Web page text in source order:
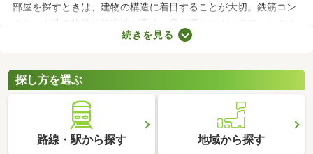
部屋を探すときは、建物の構造に着目することが大切。鉄筋コン
クリート造の物件は気密性が高く、音が漏れにくいので、小さめ
の音で演奏すればトラブルになりにくいでしょう。物件によって
くことがおすすめです。
続きを見る
探し方を選ぶ
路線・駅から探す 地域から探す